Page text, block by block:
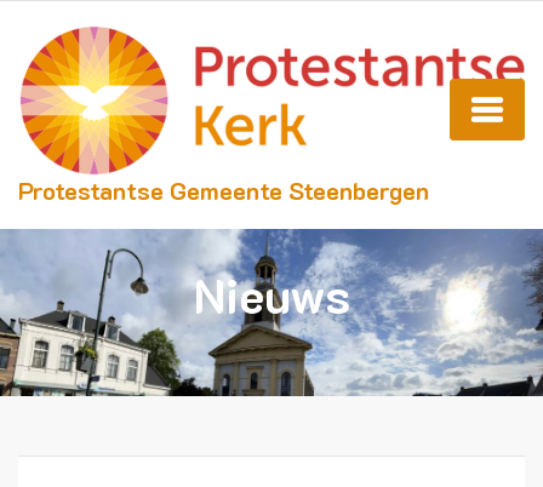
Protestantse Gemeente Steenbergen
Nieuws